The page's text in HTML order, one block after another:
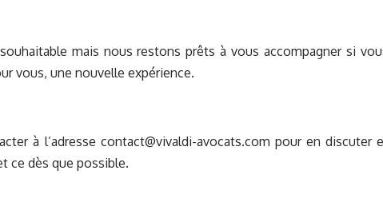
mais nous restons prêts à vous accompagner si
vous, une nouvelle expérience.
à l’adresse contact@vivaldi-avocats.com pour en discuter
ce dès que possible.